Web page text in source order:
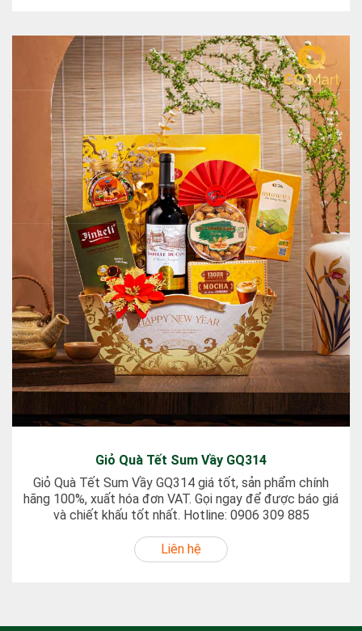
Giỏ Quà Tết Sum Vầy GQ314
Giỏ Quà Tết Sum Vầy GQ314 giá tốt, sản phẩm chính
hãng 100%, xuất hóa đơn VAT. Gọi ngay để được báo giá
và chiết khấu tốt nhất. Hotline: 0906 309 885
Liên hệ